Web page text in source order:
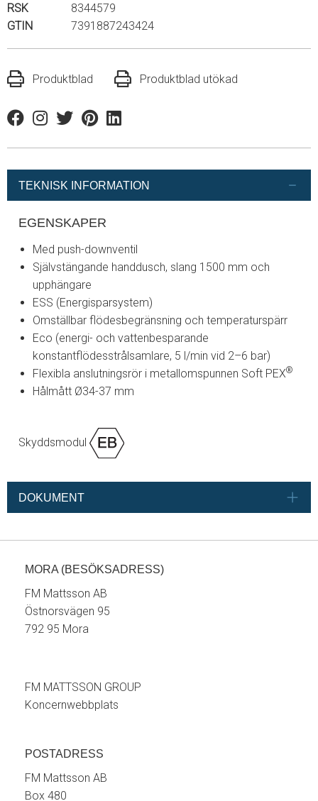
RSK
8344579
GTIN
7391887243424
Produktblad Produktblad utökad
FacebookInstagram
TwitterPinterestLinkedin
TEKNISK INFORMATION
EGENSKAPER
Med push-downventil
Självstängande handdusch, slang 1500 mm och
upphängare
ESS (Energisparsystem)
Omställbar flödesbegränsning och temperaturspärr
Eco (energi- och vattenbesparande
konstantflödesstrålsamlare, 5 l/min vid 2–6 bar)
Flexibla anslutningsrör i metallomspunnen Soft PEX®
Hålmått Ø34-37 mm
Skyddsmodul
DOKUMENT
MORA (BESÖKSADRESS)
FM Mattsson AB
Östnorsvägen 95
792 95 Mora
FM MATTSSON GROUP
Koncernwebbplats
POSTADRESS
FM Mattsson AB
Box 480